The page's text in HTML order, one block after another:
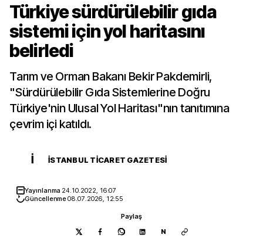
Türkiye sürdürülebilir gıda
sistemi için yol haritasını
belirledi
Tarım ve Orman Bakanı Bekir Pakdemirli,
"Sürdürülebilir Gıda Sistemlerine Doğru
Türkiye'nin Ulusal Yol Haritası"nın tanıtımına
çevrim içi katıldı.
İ İSTANBUL TICARET GAZETESI
Yayınlanma 24.10.2022, 16:07
Güncellenme08.07.2026, 12:55
Paylaş
N